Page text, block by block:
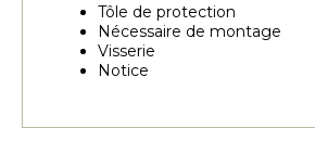
Tôle de protection
Nécessaire de montage
Visserie
Notice